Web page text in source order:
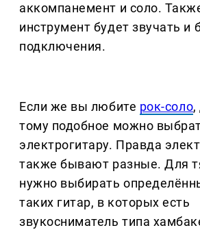
аккомпанемент и соло.
инструмент будет звучать и
подключения.
Если же вы любите рок-соло,
тому подобное можно
электрогитару. Правда
также бывают разные. Для
нужно выбирать
таких гитар, в которых есть
звукосниматель типа